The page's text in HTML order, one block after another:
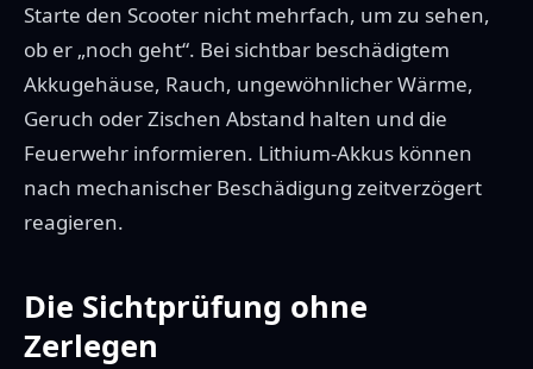
Starte den Scooter nicht mehrfach, um zu sehen,
ob er „noch geht“. Bei sichtbar beschädigtem
Akkugehäuse, Rauch, ungewöhnlicher Wärme,
Geruch oder Zischen Abstand halten und die
Feuerwehr informieren. Lithium-Akkus können
nach mechanischer Beschädigung zeitverzögert
reagieren.
Die Sichtprüfung ohne
Zerlegen